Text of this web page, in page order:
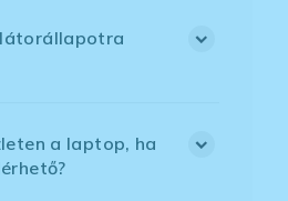
a laptop, ha